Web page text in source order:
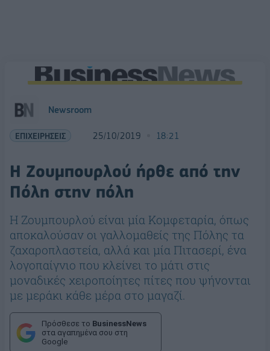
Newsroom
ΕΠΙΧΕΙΡΗΣΕΙΣ 25/10/2019 18:21
Η Ζουμπουρλού ήρθε από την
Πόλη στην πόλη
Η Ζουμπουρλού είναι μία Κομφεταρία, όπως
αποκαλούσαν οι γαλλομαθείς της Πόλης τα
ζαχαροπλαστεία, αλλά και μία Πιτασερί, ένα
λογοπαίγνιο που κλείνει το μάτι στις
μοναδικές χειροποίητες πίτες που ψήνονται
με μεράκι κάθε μέρα στο μαγαζί.
Πρόσθεσε το BusinessNews
στα αγαπημένα σου στη
Google